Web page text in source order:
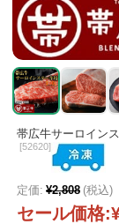
帯広牛サーロイン
[52620]
定価: ¥2,808 (税込)
セール価格: